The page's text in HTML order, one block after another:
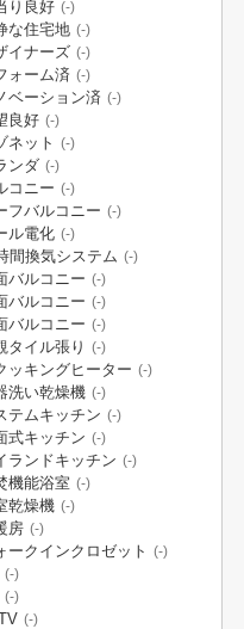
り良好 (-)
な住宅地 (-)
イナーズ (-)
ォーム済 (-)
ベーション済 (-)
良好 (-)
ネット (-)
ンダ (-)
コニー (-)
フバルコニー (-)
ル電化 (-)
間換気システム (-)
バルコニー (-)
バルコニー (-)
バルコニー (-)
タイル張り (-)
ッキングヒーター (-)
洗い乾燥機 (-)
テムキッチン (-)
式キッチン (-)
ランドキッチン (-)
機能浴室 (-)
乾燥機 (-)
房 (-)
ークインクロゼット (-)
(-)
(-)
(-)